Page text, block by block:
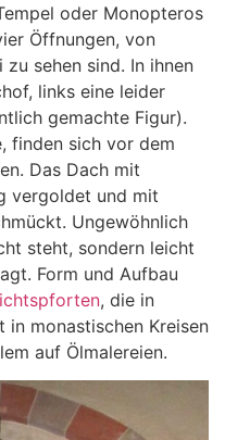
oder Monopteros
Öffnungen, von
sehen sind. In ihnen
links eine leider
gemachte Figur).
finden sich vor dem
Das Dach mit
vergoldet und mit
Ungewöhnlich
steht, sondern leicht
Form und Aufbau
, die in
in monastischen Kreisen
auf Ölmalereien.